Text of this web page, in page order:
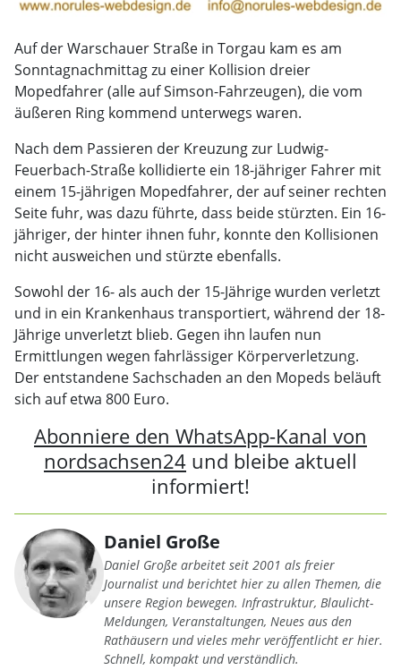
Auf der Warschauer Straße in Torgau kam es am
Sonntagnachmittag zu einer Kollision dreier
Mopedfahrer (alle auf Simson-Fahrzeugen), die vom
äußeren Ring kommend unterwegs waren.
Nach dem Passieren der Kreuzung zur Ludwig-
Feuerbach-Straße kollidierte ein 18-jähriger Fahrer mit
einem 15-jährigen Mopedfahrer, der auf seiner rechten
Seite fuhr, was dazu führte, dass beide stürzten. Ein 16-
jähriger, der hinter ihnen fuhr, konnte den Kollisionen
nicht ausweichen und stürzte ebenfalls.
Sowohl der 16- als auch der 15-Jährige wurden verletzt
und in ein Krankenhaus transportiert, während der 18-
Jährige unverletzt blieb. Gegen ihn laufen nun
Ermittlungen wegen fahrlässiger Körperverletzung.
Der entstandene Sachschaden an den Mopeds beläuft
sich auf etwa 800 Euro.
Abonniere den WhatsApp-Kanal von
nordsachsen24 und bleibe aktuell
informiert!
Daniel Große
Daniel Große arbeitet seit 2001 als freier
Journalist und berichtet hier zu allen Themen, die
unsere Region bewegen. Infrastruktur, Blaulicht-
Meldungen, Veranstaltungen, Neues aus den
Rathäusern und vieles mehr veröffentlicht er hier.
Schnell, kompakt und verständlich.